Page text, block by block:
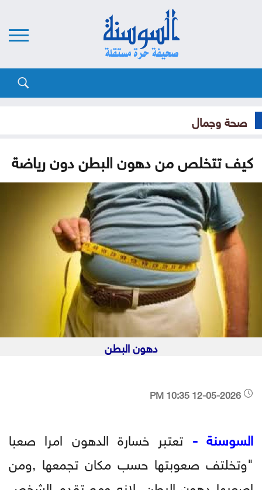
صحة وجمال
كيف تتخلص من دهون البطن دون رياضة
دهون البطن
السوسنة - تعتبر خسارة الدهون امرا صعبا
"وتخلتف صعوبتها حسب مكان تجمعها ,ومن